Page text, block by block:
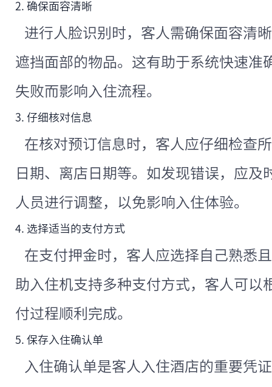
2. 确保面容清晰
进行人脸识别时，客人需确保面容清
遮挡面部的物品。这有助于系统快速准
失败而影响入住流程。
3. 仔细核对信息
在核对预订信息时，客人应仔细检查
日期、离店日期等。如发现错误，应及
人员进行调整，以免影响入住体验。
4. 选择适当的支付方式
在支付押金时，客人应选择自己熟悉
助入住机支持多种支付方式，客人可以
付过程顺利完成。
5. 保存入住确认单
入住确认单是客人入住酒店的重要凭